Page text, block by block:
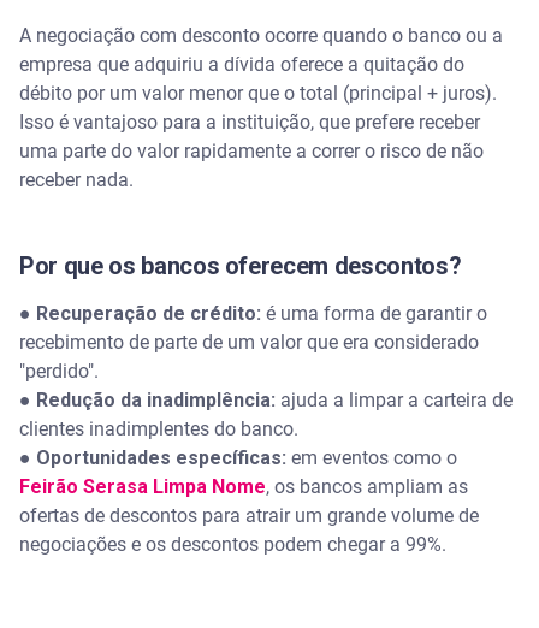
Negociar a dívida com desconto afeta meu score?
Qual a diferença entre renegociar e fazer a
portabilidade da dívida?
Posso negociar uma dívida que já está na Justiça?
Se eu não conseguir pagar o acordo, o que
acontece?
A negociação com desconto ocorre quando o banco ou a
empresa que adquiriu a dívida oferece a quitação do
débito por um valor menor que o total (principal + juros).
Isso é vantajoso para a instituição, que prefere receber
uma parte do valor rapidamente a correr o risco de não
receber nada.
Por que os bancos oferecem descontos?
● Recuperação de crédito: é uma forma de garantir o
recebimento de parte de um valor que era considerado
"perdido".
● Redução da inadimplência: ajuda a limpar a carteira de
clientes inadimplentes do banco.
● Oportunidades específicas: em eventos como o
Feirão Serasa Limpa Nome, os bancos ampliam as
ofertas de descontos para atrair um grande volume de
negociações e os descontos podem chegar a 99%.